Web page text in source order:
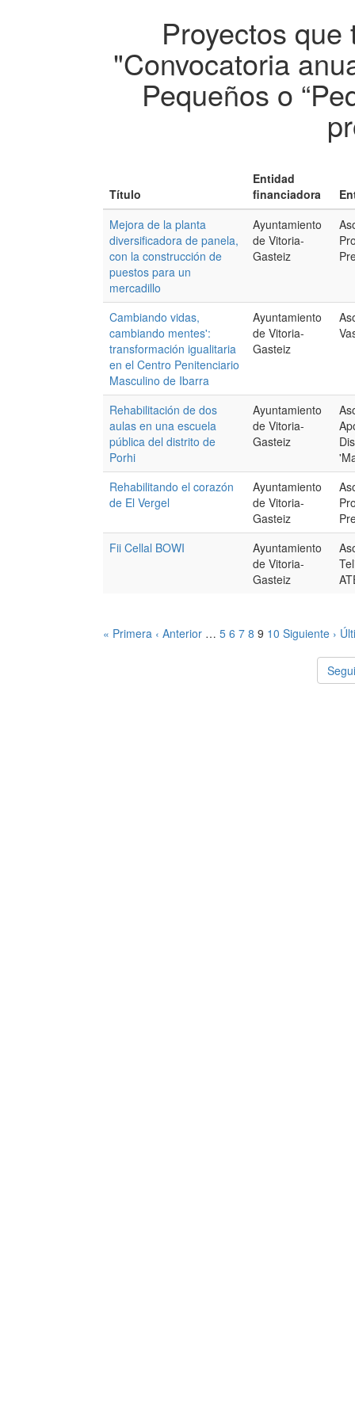
Proyectos
"Convocatoria
Pequeños o
Título
Entidad
financiadora
Mejora de la planta
diversificadora de panela,
con la construcción de
puestos para un
mercadillo
Ayuntamiento
de Vitoria-
Gasteiz
Cambiando vidas,
cambiando mentes':
transformación igualitaria
en el Centro Penitenciario
Masculino de Ibarra
Ayuntamiento
de Vitoria-
Gasteiz
Rehabilitación de dos
aulas en una escuela
pública del distrito de
Porhi
Ayuntamiento
de Vitoria-
Gasteiz
Rehabilitando el corazón
de El Vergel
Ayuntamiento
de Vitoria-
Gasteiz
Fii Cellal BOWI
Ayuntamiento
de Vitoria-
Gasteiz
« Primera ‹ Anterior … 5 6 7 8 9 10 Siguiente ›